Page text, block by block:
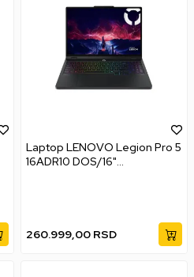
Laptop LENOVO Legion Pro 5
16ADR10 DOS/16"
260.999,00 RSD